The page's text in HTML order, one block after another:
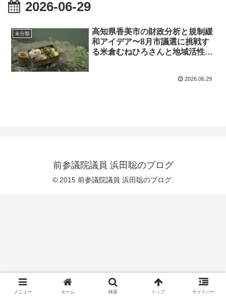
2026-06-29
未分類
高知県香美市の財政分析と規制緩
和アイデア〜8月市議選に挑戦す
る米倉むねひろさんと地域活性化
2026.06.29
前参議院議員 浜田聡のブログ
© 2015 前参議院議員 浜田聡のブログ.
メニュー ホーム 検索 トップ サイドバー